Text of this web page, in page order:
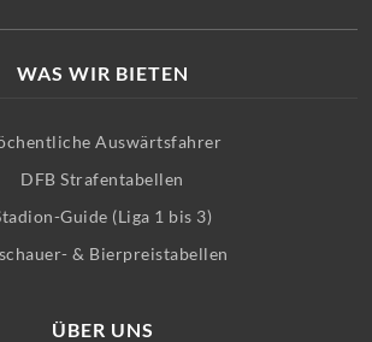
WAS WIR BIETEN
Auswärtsfahrer
DFB Strafentabellen
Guide (Liga 1 bis 3)
& Bierpreistabellen
ÜBER UNS